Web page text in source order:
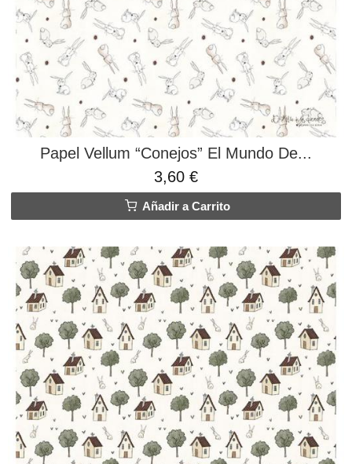
Papel Vellum “Conejos” El Mundo De...
3,60 €
Añadir a Carrito